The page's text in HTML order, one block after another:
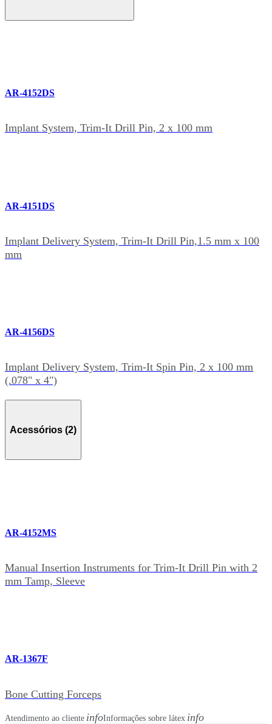
AR-4152DS
Implant System, Trim-It Drill Pin, 2 x 100 mm
AR-4151DS
Implant Delivery System, Trim-It Drill Pin,1.5 mm x 100
mm
AR-4156DS
Implant Delivery System, Trim-It Spin Pin, 2 x 100 mm
(.078" x 4")
Acessórios (2)
AR-4152MS
Manual Insertion Instruments for Trim-It Drill Pin with 2
mm Tamp, Sleeve
AR-1367F
Bone Cutting Forceps
Atendimento ao cliente infoInformações sobre látex info